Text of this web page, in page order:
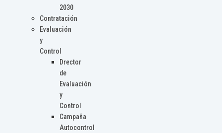
2030
Contratación
Evaluación
y
Control
Drector
de
Evaluación
y
Control
Campaña
Autocontrol